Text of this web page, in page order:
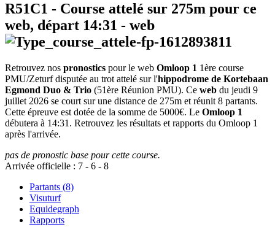
R51C1 - Course attelé sur 275m pour ce
web, départ 14:31 - web
Retrouvez nos pronostics pour le web Omloop 1 1ère course
PMU/Zeturf disputée au trot attelé sur l'hippodrome de Kortebaan
Egmond Duo & Trio (51ère Réunion PMU). Ce web du jeudi 9
juillet 2026 se court sur une distance de 275m et réunit 8 partants.
Cette épreuve est dotée de la somme de 5000€. Le Omloop 1
débutera à 14:31. Retrouvez les résultats et rapports du Omloop 1
après l'arrivée.
pas de pronostic base pour cette course.
Arrivée officielle : 7 - 6 - 8
Partants (8)
Visuturf
Equidegraph
Rapports